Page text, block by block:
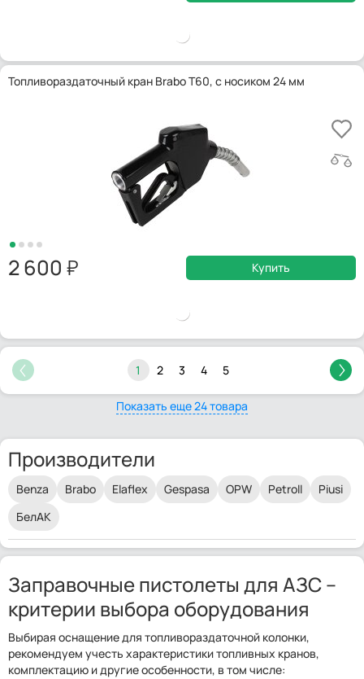
Топливораздаточный кран Brabo T60, с носиком 24 мм
2 600 Купить
1 2 3 4 5
Показать еще 24 товара
Производители
Benza Brabo Elaflex Gespasa OPW Petroll
Piusi
БелАК
Заправочные пистолеты для АЗС –
критерии выбора оборудования
Выбирая оснащение для топливораздаточной колонки,
рекомендуем учесть характеристики топливных кранов,
комплектацию и другие особенности, в том числе: